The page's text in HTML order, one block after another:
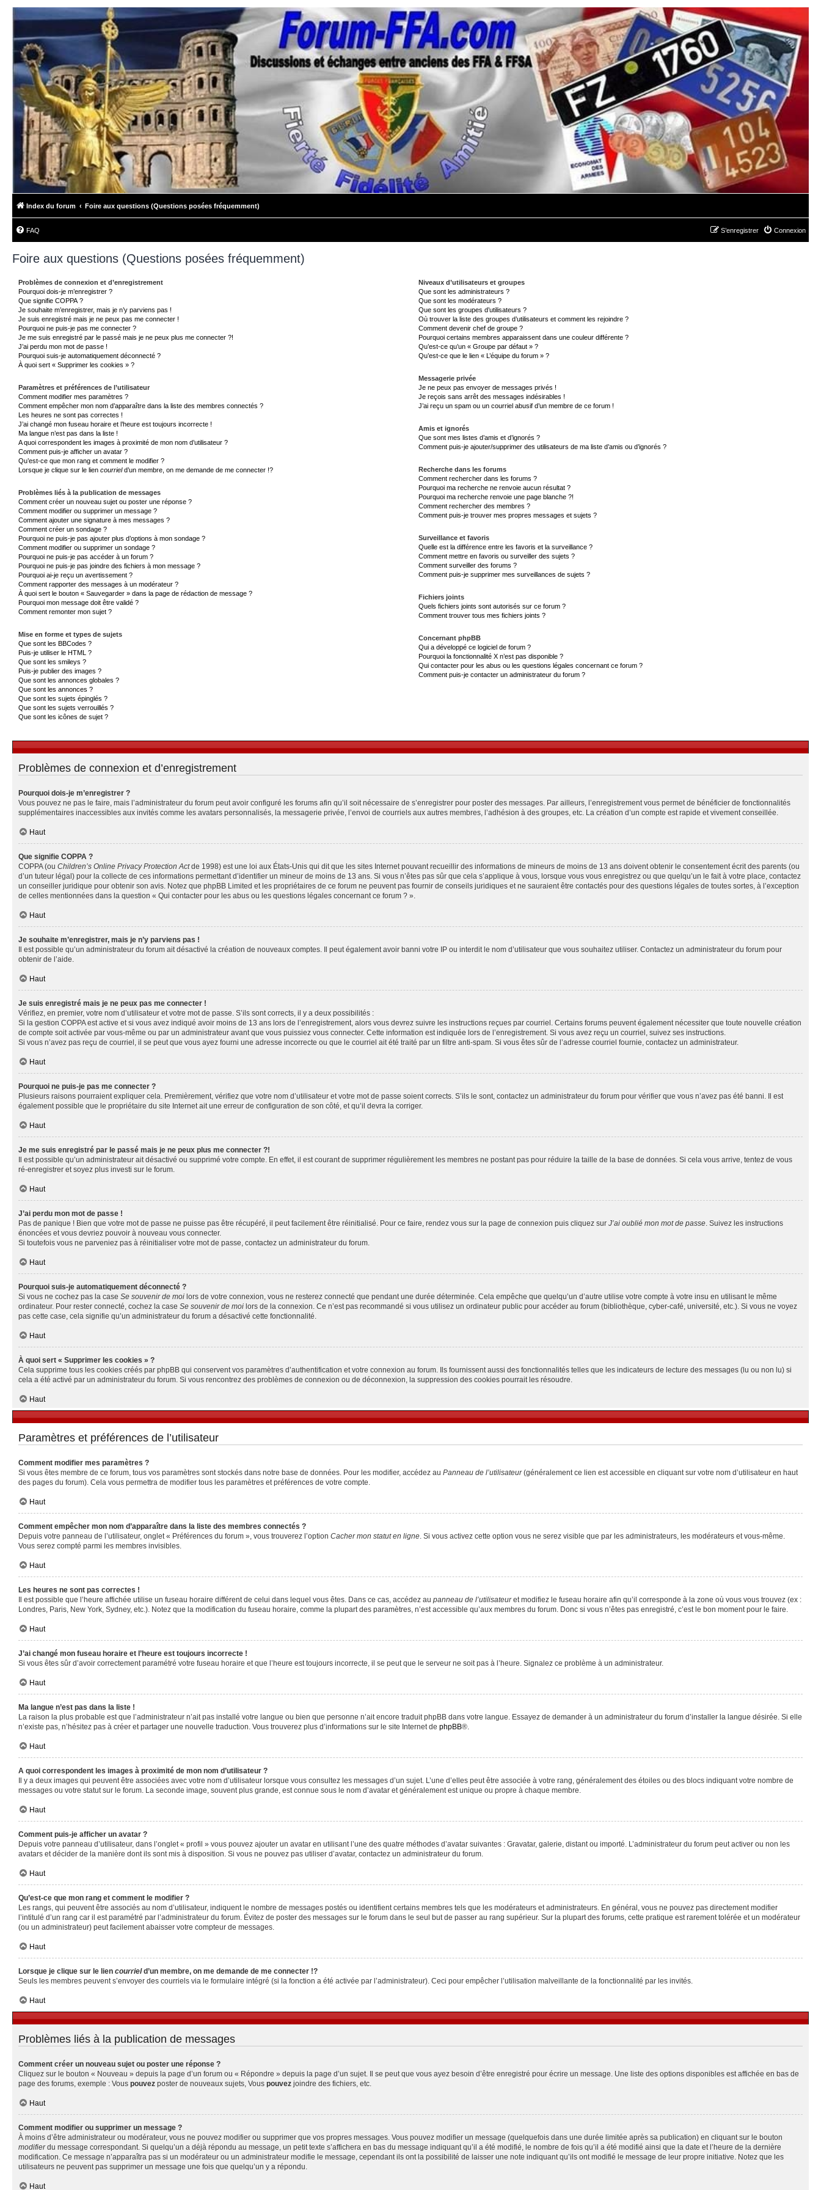
Index du forum Foire aux questions (Questions posées fréquemment)
FAQ Connexion
S’enregistrer
Foire aux questions (Questions posées fréquemment)
Problèmes de connexion et d’enregistrement
Pourquoi dois-je m’enregistrer ?
Que signifie COPPA ?
Je souhaite m’enregistrer, mais je n’y parviens pas !
Je suis enregistré mais je ne peux pas me connecter !
Pourquoi ne puis-je pas me connecter ?
Je me suis enregistré par le passé mais je ne peux plus me connecter ?!
J’ai perdu mon mot de passe !
Pourquoi suis-je automatiquement déconnecté ?
À quoi sert « Supprimer les cookies » ?
Paramètres et préférences de l’utilisateur
Comment modifier mes paramètres ?
Comment empêcher mon nom d’apparaître dans la liste des membres connectés ?
Les heures ne sont pas correctes !
J’ai changé mon fuseau horaire et l’heure est toujours incorrecte !
Ma langue n’est pas dans la liste !
A quoi correspondent les images à proximité de mon nom d’utilisateur ?
Comment puis-je afficher un avatar ?
Qu’est-ce que mon rang et comment le modifier ?
Lorsque je clique sur le lien courrield’un membre, on me demande de me connecter !?
Problèmes liés à la publication de messages
Comment créer un nouveau sujet ou poster une réponse ?
Comment modifier ou supprimer un message ?
Comment ajouter une signature à mes messages ?
Comment créer un sondage ?
Pourquoi ne puis-je pas ajouter plus d’options à mon sondage ?
Comment modifier ou supprimer un sondage ?
Pourquoi ne puis-je pas accéder à un forum ?
Pourquoi ne puis-je pas joindre des fichiers à mon message ?
Pourquoi ai-je reçu un avertissement ?
Comment rapporter des messages à un modérateur ?
À quoi sert le bouton « Sauvegarder » dans la page de rédaction de message ?
Pourquoi mon message doit être validé ?
Comment remonter mon sujet ?
Mise en forme et types de sujets
Que sont les BBCodes ?
Puis-je utiliser le HTML ?
Que sont les smileys ?
Puis-je publier des images ?
Que sont les annonces globales ?
Que sont les annonces ?
Que sont les sujets épinglés ?
Que sont les sujets verrouillés ?
Que sont les icônes de sujet ?
Niveaux d’utilisateurs et groupes
Que sont les administrateurs ?
Que sont les modérateurs ?
Que sont les groupes d’utilisateurs ?
Où trouver la liste des groupes d’utilisateurs et comment les rejoindre ?
Comment devenir chef de groupe ?
Pourquoi certains membres apparaissent dans une couleur différente ?
Qu’est-ce qu’un « Groupe par défaut » ?
Qu’est-ce que le lien « L’équipe du forum » ?
Messagerie privée
Je ne peux pas envoyer de messages privés !
Je reçois sans arrêt des messages indésirables !
J’ai reçu un spam ou un courriel abusif d’un membre de ce forum !
Amis et ignorés
Que sont mes listes d’amis et d’ignorés ?
Comment puis-je ajouter/supprimer des utilisateurs de ma liste d’amis ou d’ignorés ?
Recherche dans les forums
Comment rechercher dans les forums ?
Pourquoi ma recherche ne renvoie aucun résultat ?
Pourquoi ma recherche renvoie une page blanche ?!
Comment rechercher des membres ?
Comment puis-je trouver mes propres messages et sujets ?
Surveillance et favoris
Quelle est la différence entre les favoris et la surveillance ?
Comment mettre en favoris ou surveiller des sujets ?
Comment surveiller des forums ?
Comment puis-je supprimer mes surveillances de sujets ?
Fichiers joints
Quels fichiers joints sont autorisés sur ce forum ?
Comment trouver tous mes fichiers joints ?
Concernant phpBB
Qui a développé ce logiciel de forum ?
Pourquoi la fonctionnalité X n’est pas disponible ?
Qui contacter pour les abus ou les questions légales concernant ce forum ?
Comment puis-je contacter un administrateur du forum ?
Problèmes de connexion et d’enregistrement
Pourquoi dois-je m’enregistrer ?
Vous pouvez ne pas le faire, mais l’administrateur du forum peut avoir configuré les forums afin qu’il soit nécessaire de s’enregistrer pour poster des messages. Par ailleurs, l’enregistrement vous permet de bénéficier de fonctionnalités
supplémentaires inaccessibles aux invités comme les avatars personnalisés, la messagerie privée, l’envoi de courriels aux autres membres, l’adhésion à des groupes, etc. La création d’un compte est rapide et vivement conseillée.
Haut
Que signifie COPPA ?
COPPA (ou Children’s Online Privacy Protection Actde 1998) est une loi aux États-Unis qui dit que les sites Internet pouvant recueillir des informations de mineurs de moins de 13 ans doivent obtenir le consentement écrit des parents (ou
d’un tuteur légal) pour la collecte de ces informations permettant d’identifier un mineur de moins de 13 ans. Si vous n’êtes pas sûr que cela s’applique à vous, lorsque vous vous enregistrez ou que quelqu’un le fait à votre place, contactez
un conseiller juridique pour obtenir son avis. Notez que phpBB Limited et les propriétaires de ce forum ne peuvent pas fournir de conseils juridiques et ne sauraient être contactés pour des questions légales de toutes sortes, à l’exception
de celles mentionnées dans la question « Qui contacter pour les abus ou les questions légales concernant ce forum ? ».
Haut
Je souhaite m’enregistrer, mais je n’y parviens pas !
Il est possible qu’un administrateur du forum ait désactivé la création de nouveaux comptes. Il peut également avoir banni votre IP ou interdit le nom d’utilisateur que vous souhaitez utiliser. Contactez un administrateur du forum pour
obtenir de l’aide.
Haut
Je suis enregistré mais je ne peux pas me connecter !
Vérifiez, en premier, votre nom d’utilisateur et votre mot de passe. S’ils sont corrects, il y a deux possibilités :
Si la gestion COPPA est active et si vous avez indiqué avoir moins de 13 ans lors de l’enregistrement, alors vous devrez suivre les instructions reçues par courriel. Certains forums peuvent également nécessiter que toute nouvelle création
de compte soit activée par vous-même ou par un administrateur avant que vous puissiez vous connecter. Cette information est indiquée lors de l’enregistrement. Si vous avez reçu un courriel, suivez ses instructions.
Si vous n’avez pas reçu de courriel, il se peut que vous ayez fourni une adresse incorrecte ou que le courriel ait été traité par un filtre anti-spam. Si vous êtes sûr de l’adresse courriel fournie, contactez un administrateur.
Haut
Pourquoi ne puis-je pas me connecter ?
Plusieurs raisons pourraient expliquer cela. Premièrement, vérifiez que votre nom d’utilisateur et votre mot de passe soient corrects. S’ils le sont, contactez un administrateur du forum pour vérifier que vous n’avez pas été banni. Il est
également possible que le propriétaire du site Internet ait une erreur de configuration de son côté, et qu’il devra la corriger.
Haut
Je me suis enregistré par le passé mais je ne peux plus me connecter ?!
Il est possible qu’un administrateur ait désactivé ou supprimé votre compte. En effet, il est courant de supprimer régulièrement les membres ne postant pas pour réduire la taille de la base de données. Si cela vous arrive, tentez de vous
ré-enregistrer et soyez plus investi sur le forum.
Haut
J’ai perdu mon mot de passe !
Pas de panique ! Bien que votre mot de passe ne puisse pas être récupéré, il peut facilement être réinitialisé. Pour ce faire, rendez vous sur la page de connexion puis cliquez sur J’ai oublié mon mot de passe. Suivez les instructions
énoncées et vous devriez pouvoir à nouveau vous connecter.
Si toutefois vous ne parveniez pas à réinitialiser votre mot de passe, contactez un administrateur du forum.
Haut
Pourquoi suis-je automatiquement déconnecté ?
Si vous ne cochez pas la case Se souvenir de moi lors de votre connexion, vous ne resterez connecté que pendant une durée déterminée. Cela empêche que quelqu’un d’autre utilise votre compte à votre insu en utilisant le même
ordinateur. Pour rester connecté, cochez la case Se souvenir de moi lors de la connexion. Ce n’est pas recommandé si vous utilisez un ordinateur public pour accéder au forum (bibliothèque, cyber-café, université, etc.). Si vous ne voyez
pas cette case, cela signifie qu’un administrateur du forum a désactivé cette fonctionnalité.
Haut
À quoi sert « Supprimer les cookies » ?
Cela supprime tous les cookies créés par phpBB qui conservent vos paramètres d’authentification et votre connexion au forum. Ils fournissent aussi des fonctionnalités telles que les indicateurs de lecture des messages (lu ou non lu) si
cela a été activé par un administrateur du forum. Si vous rencontrez des problèmes de connexion ou de déconnexion, la suppression des cookies pourrait les résoudre.
Haut
Paramètres et préférences de l’utilisateur
Comment modifier mes paramètres ?
Si vous êtes membre de ce forum, tous vos paramètres sont stockés dans notre base de données. Pour les modifier, accédez au Panneau de l’utilisateur(généralement ce lien est accessible en cliquant sur votre nom d’utilisateur en haut
des pages du forum). Cela vous permettra de modifier tous les paramètres et préférences de votre compte.
Haut
Comment empêcher mon nom d’apparaître dans la liste des membres connectés ?
Depuis votre panneau de l’utilisateur, onglet « Préférences du forum », vous trouverez l’option Cacher mon statut en ligne. Si vous activez cette option vous ne serez visible que par les administrateurs, les modérateurs et vous-même.
Vous serez compté parmi les membres invisibles.
Haut
Les heures ne sont pas correctes !
Il est possible que l’heure affichée utilise un fuseau horaire différent de celui dans lequel vous êtes. Dans ce cas, accédez au panneau de l’utilisateuret modifiez le fuseau horaire afin qu’il corresponde à la zone où vous vous trouvez (ex :
Londres, Paris, New York, Sydney, etc.). Notez que la modification du fuseau horaire, comme la plupart des paramètres, n’est accessible qu’aux membres du forum. Donc si vous n’êtes pas enregistré, c’est le bon moment pour le faire.
Haut
J’ai changé mon fuseau horaire et l’heure est toujours incorrecte !
Si vous êtes sûr d’avoir correctement paramétré votre fuseau horaire et que l’heure est toujours incorrecte, il se peut que le serveur ne soit pas à l’heure. Signalez ce problème à un administrateur.
Haut
Ma langue n’est pas dans la liste !
La raison la plus probable est que l’administrateur n’ait pas installé votre langue ou bien que personne n’ait encore traduit phpBB dans votre langue. Essayez de demander à un administrateur du forum d’installer la langue désirée. Si elle
n’existe pas, n’hésitez pas à créer et partager une nouvelle traduction. Vous trouverez plus d’informations sur le site Internet de phpBB®.
Haut
A quoi correspondent les images à proximité de mon nom d’utilisateur ?
Il y a deux images qui peuvent être associées avec votre nom d’utilisateur lorsque vous consultez les messages d’un sujet. L’une d’elles peut être associée à votre rang, généralement des étoiles ou des blocs indiquant votre nombre de
messages ou votre statut sur le forum. La seconde image, souvent plus grande, est connue sous le nom d’avatar et généralement est unique ou propre à chaque membre.
Haut
Comment puis-je afficher un avatar ?
Depuis votre panneau d’utilisateur, dans l’onglet « profil » vous pouvez ajouter un avatar en utilisant l’une des quatre méthodes d’avatar suivantes : Gravatar, galerie, distant ou importé. L’administrateur du forum peut activer ou non les
avatars et décider de la manière dont ils sont mis à disposition. Si vous ne pouvez pas utiliser d’avatar, contactez un administrateur du forum.
Haut
Qu’est-ce que mon rang et comment le modifier ?
Les rangs, qui peuvent être associés au nom d’utilisateur, indiquent le nombre de messages postés ou identifient certains membres tels que les modérateurs et administrateurs. En général, vous ne pouvez pas directement modifier
l’intitulé d’un rang car il est paramétré par l’administrateur du forum. Évitez de poster des messages sur le forum dans le seul but de passer au rang supérieur. Sur la plupart des forums, cette pratique est rarement tolérée et un modérateur
(ou un administrateur) peut facilement abaisser votre compteur de messages.
Haut
Lorsque je clique sur le lien courrield’un membre, on me demande de me connecter !?
Seuls les membres peuvent s’envoyer des courriels via le formulaire intégré (si la fonction a été activée par l’administrateur). Ceci pour empêcher l’utilisation malveillante de la fonctionnalité par les invités.
Haut
Problèmes liés à la publication de messages
Comment créer un nouveau sujet ou poster une réponse ?
Cliquez sur le bouton « Nouveau » depuis la page d’un forum ou « Répondre » depuis la page d’un sujet. Il se peut que vous ayez besoin d’être enregistré pour écrire un message. Une liste des options disponibles est affichée en bas de
page des forums, exemple : Vous pouvez poster de nouveaux sujets, Vous pouvez joindre des fichiers, etc.
Haut
Comment modifier ou supprimer un message ?
À moins d’être administrateur ou modérateur, vous ne pouvez modifier ou supprimer que vos propres messages. Vous pouvez modifier un message (quelquefois dans une durée limitée après sa publication) en cliquant sur le bouton
modifierdu message correspondant. Si quelqu’un a déjà répondu au message, un petit texte s’affichera en bas du message indiquant qu’il a été modifié, le nombre de fois qu’il a été modifié ainsi que la date et l’heure de la dernière
modification. Ce message n’apparaîtra pas si un modérateur ou un administrateur modifie le message, cependant ils ont la possibilité de laisser une note indiquant qu’ils ont modifié le message de leur propre initiative. Notez que les
utilisateurs ne peuvent pas supprimer un message une fois que quelqu’un y a répondu.
Haut